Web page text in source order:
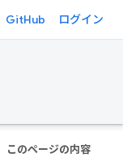
GitHub ログイン
このページの内容